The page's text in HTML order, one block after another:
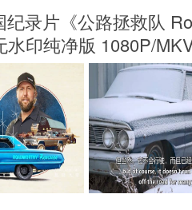
纪录片《公路拯救队
水印纯净版 1080P/